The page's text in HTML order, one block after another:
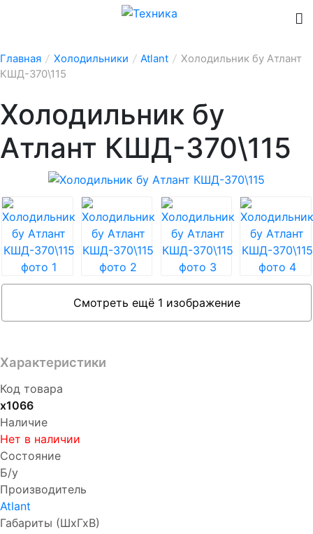
Главная / Холодильники / Atlant / Холодильник бу Атлант
КШД-370\115
Холодильник бу
Атлант КШД-370\115
Смотреть ещё 1 изображение
Характеристики
Код товара
х1066
Наличие
Нет в наличии
Состояние
Б/у
Производитель
Atlant
Габариты (ШхГхВ)